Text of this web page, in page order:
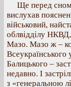
Ще перед
вислухав
військовий,
облвідділу
Мазо. Мазо ж –
Балицького –
недавно. І
з «генеральною